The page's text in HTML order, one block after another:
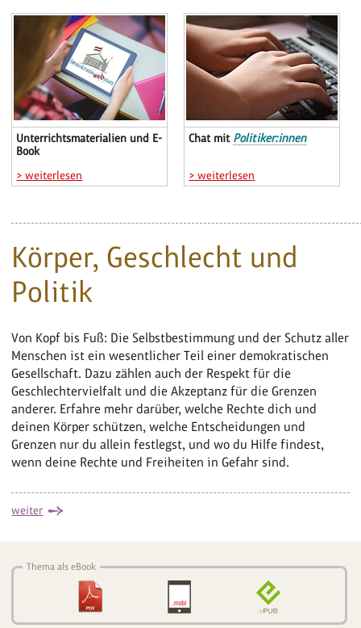
Unterrichtsmaterialien und E-
Book
> weiterlesen
Chat mit Politiker:innen
> weiterlesen
Körper, Geschlecht und
Politik
Von Kopf bis Fuß: Die Selbstbestimmung und der Schutz aller
Menschen ist ein wesentlicher Teil einer demokratischen
Gesellschaft. Dazu zählen auch der Respekt für die
Geschlechtervielfalt und die Akzeptanz für die Grenzen
anderer. Erfahre mehr darüber, welche Rechte dich und
deinen Körper schützen, welche Entscheidungen und
Grenzen nur du allein festlegst, und wo du Hilfe findest,
wenn deine Rechte und Freiheiten in Gefahr sind.
weiter
Thema als eBook